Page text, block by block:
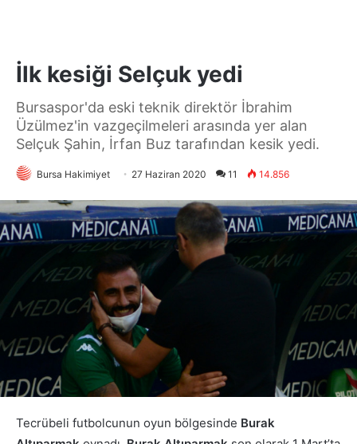
İlk kesiği Selçuk yedi
Bursaspor'da eski teknik direktör İbrahim
Üzülmez'in vazgeçilmeleri arasında yer alan
Selçuk Şahin, İrfan Buz tarafından kesik yedi.
Bursa Hakimiyet 27 Haziran 2020 11 14.856
Tecrübeli futbolcunun oyun bölgesinde Burak